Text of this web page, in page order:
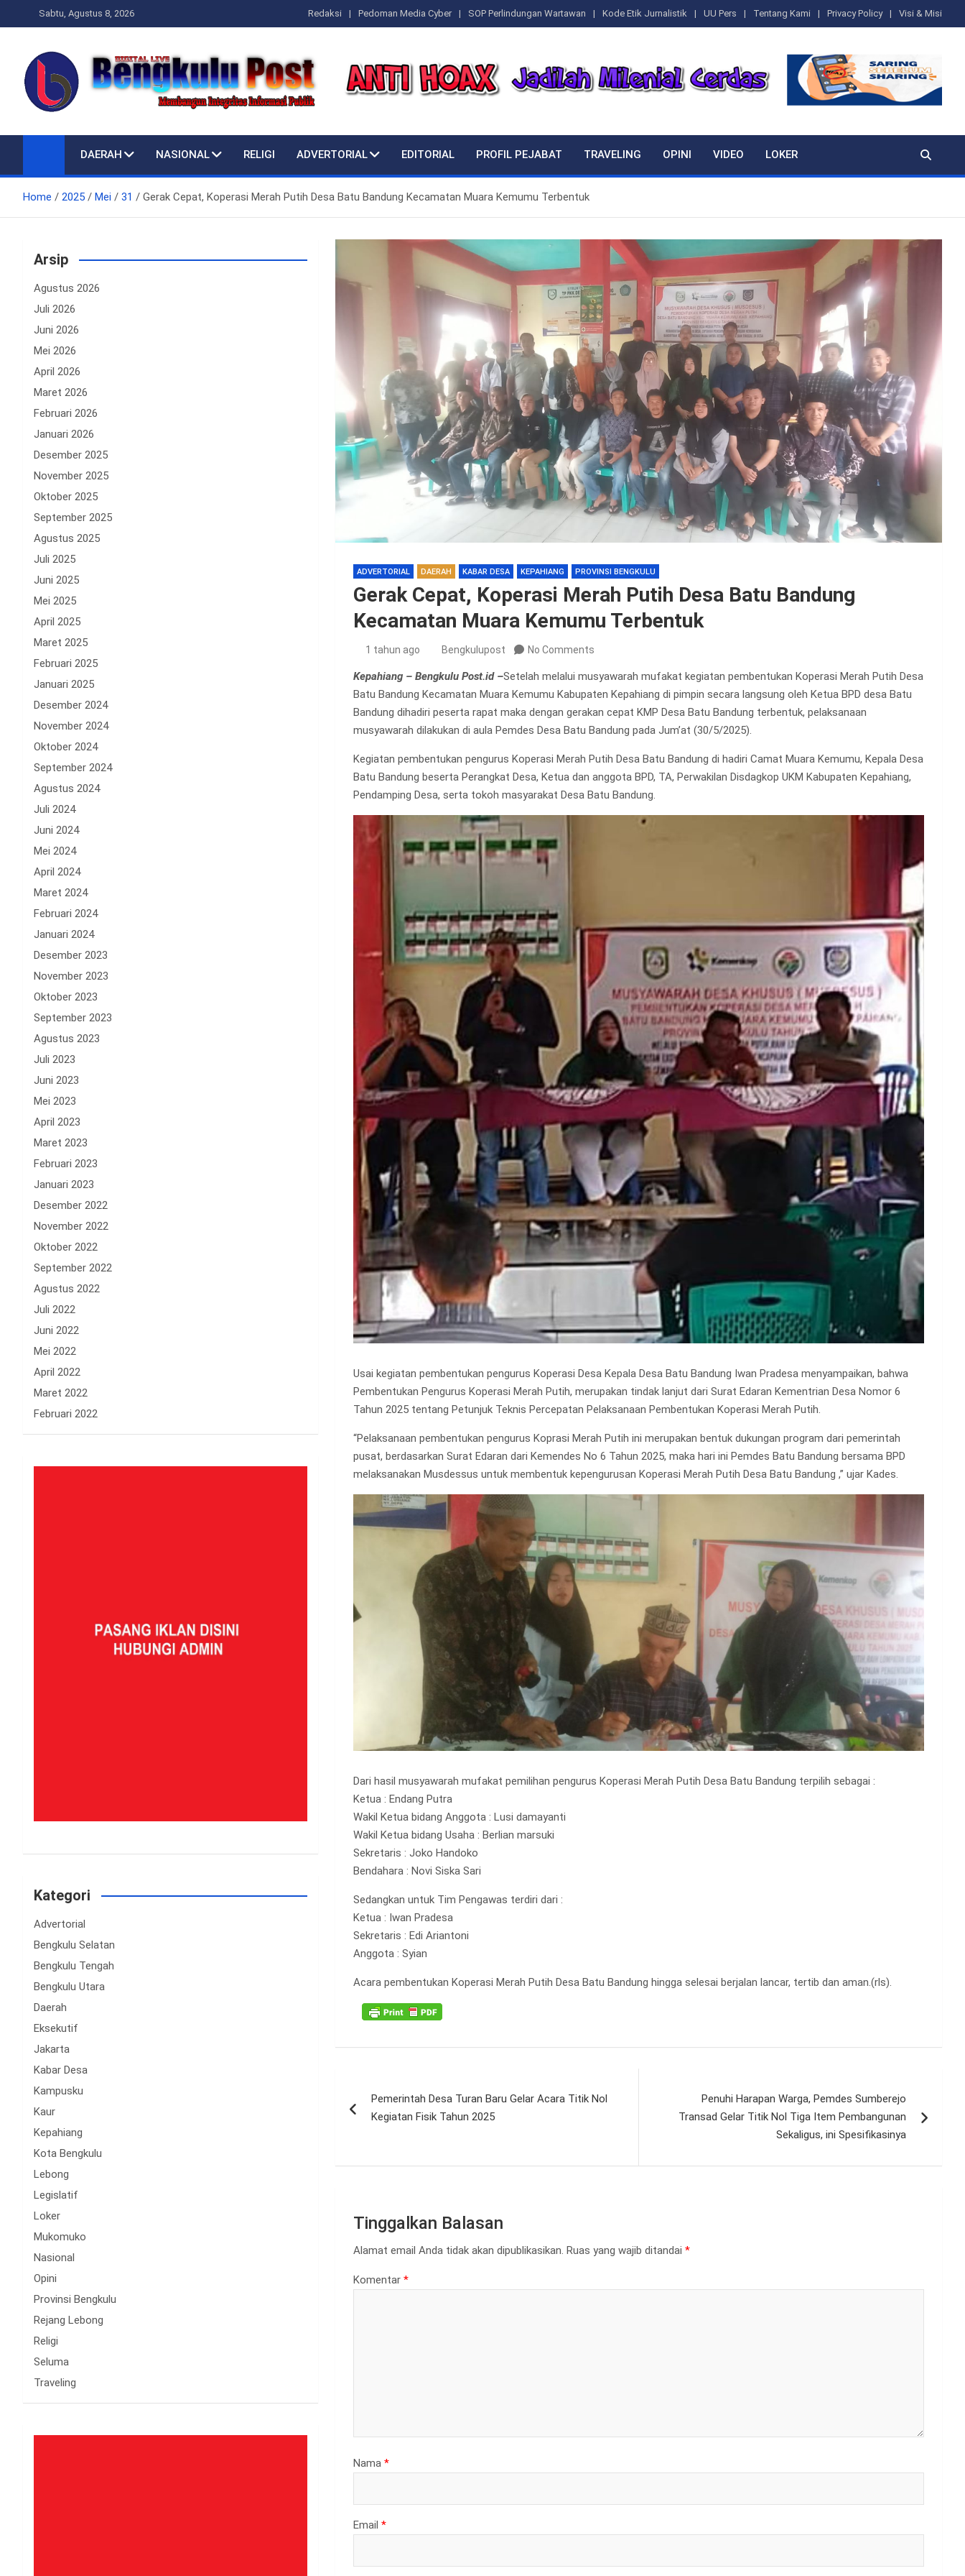
to
Sabtu, Agustus 8, 2026 Redaksi Pedoman Media Cyber SOP Perlindungan Wartawan Kode Etik Jurnalistik UU Pers Tentang Kami Privacy Policy Visi & Misi
Bengkulupost.id
DAERAH NASIONAL RELIGI ADVERTORIAL EDITORIAL PROFIL PEJABAT TRAVELING OPINI VIDEO LOKER
Home 2025 Mei 31 Gerak Cepat, Koperasi Merah Putih Desa Batu Bandung Kecamatan Muara Kemumu Terbentuk
ADVERTORIAL DAERAH KABAR DESA KEPAHIANG PROVINSI BENGKULU
Gerak Cepat, Koperasi Merah Putih Desa Batu Bandung
Kecamatan Muara Kemumu Terbentuk
1 tahun ago Bengkulupost No Comments
Kepahiang – Bengkulu Post.id –Setelah melalui musyawarah mufakat kegiatan pembentukan Koperasi Merah Putih Desa
Batu Bandung Kecamatan Muara Kemumu Kabupaten Kepahiang di pimpin secara langsung oleh Ketua BPD desa Batu
Bandung dihadiri peserta rapat maka dengan gerakan cepat KMP Desa Batu Bandung terbentuk, pelaksanaan
musyawarah dilakukan di aula Pemdes Desa Batu Bandung pada Jum’at (30/5/2025).
Kegiatan pembentukan pengurus Koperasi Merah Putih Desa Batu Bandung di hadiri Camat Muara Kemumu, Kepala Desa
Batu Bandung beserta Perangkat Desa, Ketua dan anggota BPD, TA, Perwakilan Disdagkop UKM Kabupaten Kepahiang,
Pendamping Desa, serta tokoh masyarakat Desa Batu Bandung.
Usai kegiatan pembentukan pengurus Koperasi Desa Kepala Desa Batu Bandung Iwan Pradesa menyampaikan, bahwa
Pembentukan Pengurus Koperasi Merah Putih, merupakan tindak lanjut dari Surat Edaran Kementrian Desa Nomor 6
Tahun 2025 tentang Petunjuk Teknis Percepatan Pelaksanaan Pembentukan Koperasi Merah Putih.
“Pelaksanaan pembentukan pengurus Koprasi Merah Putih ini merupakan bentuk dukungan program dari pemerintah
pusat, berdasarkan Surat Edaran dari Kemendes No 6 Tahun 2025, maka hari ini Pemdes Batu Bandung bersama BPD
melaksanakan Musdessus untuk membentuk kepengurusan Koperasi Merah Putih Desa Batu Bandung ,” ujar Kades.
Dari hasil musyawarah mufakat pemilihan pengurus Koperasi Merah Putih Desa Batu Bandung terpilih sebagai :
Ketua : Endang Putra
Wakil Ketua bidang Anggota : Lusi damayanti
Wakil Ketua bidang Usaha : Berlian marsuki
Sekretaris : Joko Handoko
Bendahara : Novi Siska Sari
Sedangkan untuk Tim Pengawas terdiri dari :
Ketua : Iwan Pradesa
Sekretaris : Edi Ariantoni
Anggota : Syian
Acara pembentukan Koperasi Merah Putih Desa Batu Bandung hingga selesai berjalan lancar, tertib dan aman.(rls).
posPemerintah Desa Turan Baru Gelar Acara Titik Nol
Kegiatan Fisik Tahun 2025
Penuhi Harapan Warga, Pemdes Sumberejo
Transad Gelar Titik Nol Tiga Item Pembangunan
Sekaligus, ini Spesifikasinya
Tinggalkan Balasan
Alamat email Anda tidak akan dipublikasikan. Ruas yang wajib ditandai *
Komentar *
Nama *
Email *
Arsip
Agustus 2026
Juli 2026
Juni 2026
Mei 2026
April 2026
Maret 2026
Februari 2026
Januari 2026
Desember 2025
November 2025
Oktober 2025
September 2025
Agustus 2025
Juli 2025
Juni 2025
Mei 2025
April 2025
Maret 2025
Februari 2025
Januari 2025
Desember 2024
November 2024
Oktober 2024
September 2024
Agustus 2024
Juli 2024
Juni 2024
Mei 2024
April 2024
Maret 2024
Februari 2024
Januari 2024
Desember 2023
November 2023
Oktober 2023
September 2023
Agustus 2023
Juli 2023
Juni 2023
Mei 2023
April 2023
Maret 2023
Februari 2023
Januari 2023
Desember 2022
November 2022
Oktober 2022
September 2022
Agustus 2022
Juli 2022
Juni 2022
Mei 2022
April 2022
Maret 2022
Februari 2022
Kategori
Advertorial
Bengkulu Selatan
Bengkulu Tengah
Bengkulu Utara
Daerah
Eksekutif
Jakarta
Kabar Desa
Kampusku
Kaur
Kepahiang
Kota Bengkulu
Lebong
Legislatif
Loker
Mukomuko
Nasional
Opini
Provinsi Bengkulu
Rejang Lebong
Religi
Seluma
Traveling